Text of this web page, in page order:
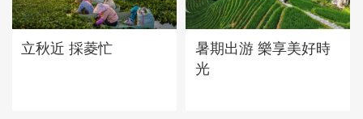
立秋近 採菱忙
暑期出游 樂享美好時
光